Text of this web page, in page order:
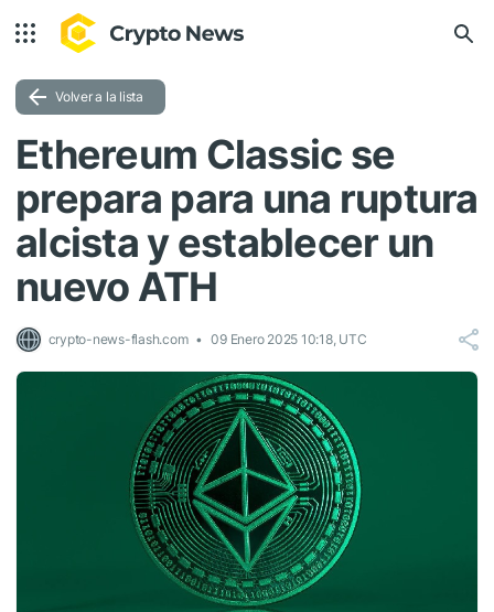
Volver a la lista
Ethereum Classic se
prepara para una ruptura
alcista y establecer un
nuevo ATH
crypto-news-flash.com 09 Enero 2025 10:18, UTC